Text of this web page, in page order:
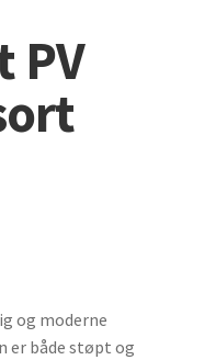
PV
og moderne
er både støpt og